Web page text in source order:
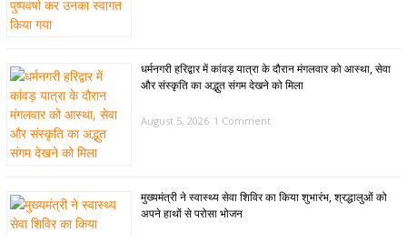
धर्मनगरी हरिद्वार में कांवड़ यात्रा के दौरान मंगलवार को आस्था, सेवा
और संस्कृति का अद्भुत संगम देखने को मिला
August 5, 2026 1 Comment
मुख्यमंत्री ने स्वास्थ्य सेवा शिविर का किया शुभारंभ, श्रद्धालुओं को
अपने हाथों से परोसा भोजन